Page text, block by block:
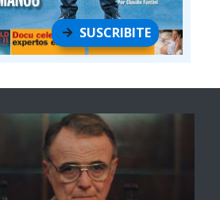
SUSCRIBITE